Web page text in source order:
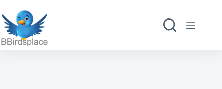
naar
de
inhoud